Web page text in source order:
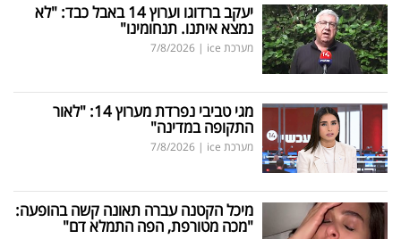
יעקב ברדוגו וערוץ 14 באבל כבד: "לא
נמצא איתנו. תנחומינו"
מערכת ice |
7/8/2026
מגי טביבי נפרדת מערוץ 14: "לאור
התקופה במדינה"
מערכת ice |
7/8/2026
מיכל הקטנה עברה תאונה קשה בהופעה:
"מכה מטורפת, הפה התמלא דם"